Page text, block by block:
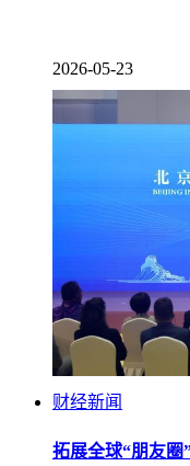
2026-05-23
财经新闻
拓展全球“朋友圈